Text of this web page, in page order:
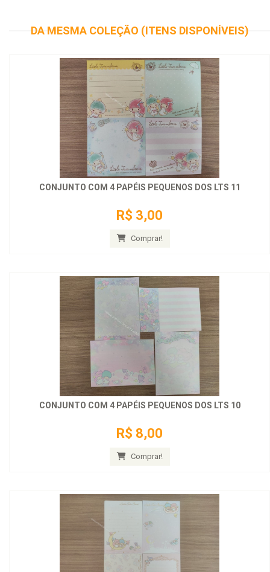
DA MESMA COLEÇÃO (ITENS DISPONÍVEIS)
CONJUNTO COM 4 PAPÉIS PEQUENOS DOS LTS 11
R$ 3,00
Comprar!
CONJUNTO COM 4 PAPÉIS PEQUENOS DOS LTS 10
R$ 8,00
Comprar!